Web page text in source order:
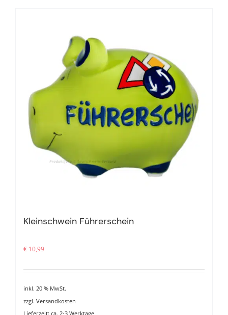
Kleinschwein Führerschein
€ 10,99
inkl. 20 % MwSt.
zzgl. Versandkosten
Lieferzeit: ca. 2-3 Werktage